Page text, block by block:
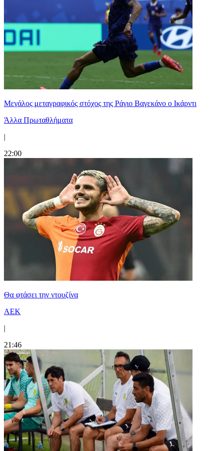
Μεγάλος μεταγραφικός στόχος της Ράγιο Βαγεκάνο ο Ικάρντι
Άλλα Πρωταθλήματα
|
22:00
Θα φτάσει την ντουζίνα
ΑΕΚ
|
21:46